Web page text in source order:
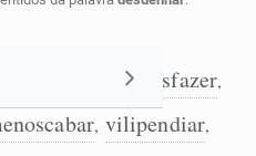
depreciar, desfazer,
, vilipendiar,